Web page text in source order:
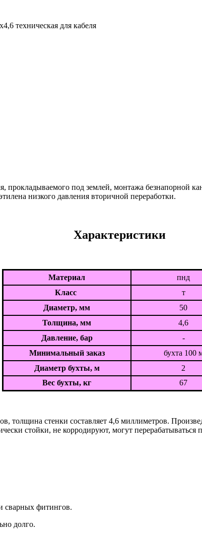
прокладываемого под землей, монтажа безнапорной
низкого давления вторичной переработки.
Характеристики
Материал
пнд
Класс
т
Диаметр, мм
50
Толщина, мм
4,6
Давление, бар
-
Минимальный заказ
бухта 100
Диаметр бухты, м
2
Вес бухты, кг
67
толщина стенки составляет 4,6 миллиметров.
стойки, не корродируют, могут перерабатываться
сварных фитингов.
долго.